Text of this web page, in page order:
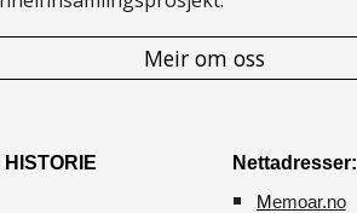
Meir om oss
Nettadresser:
Memoar.no